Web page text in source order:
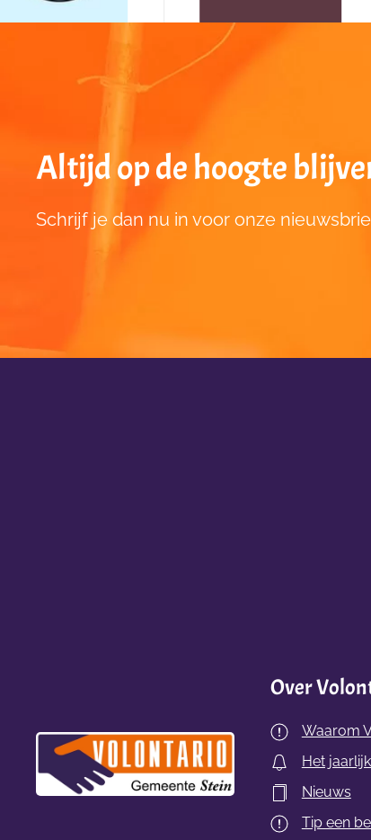
Altijd op de hoogte
Schrijf je dan nu in voor onze
Over
Waarom
Het
Nieuws
Tip een